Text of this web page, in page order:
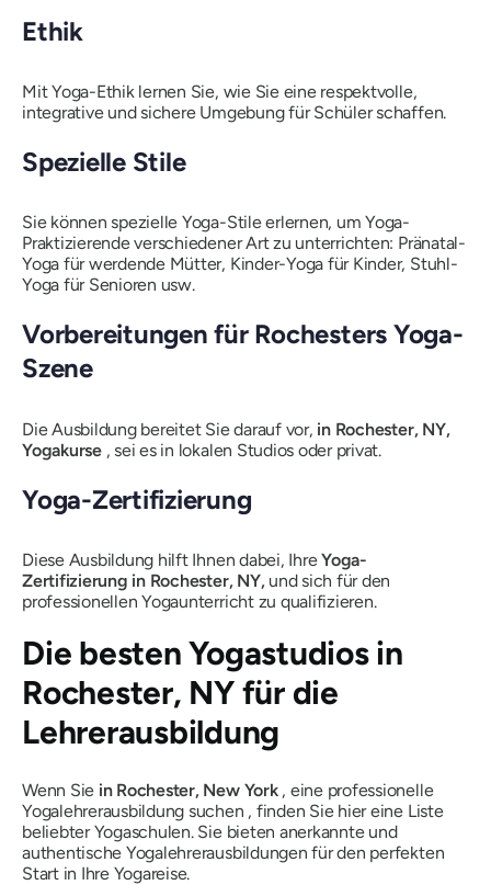
Ethik
Mit Yoga-Ethik lernen Sie, wie Sie eine respektvolle,
integrative und sichere Umgebung für Schüler schaffen.
Spezielle Stile
Sie können spezielle Yoga-Stile erlernen, um Yoga-
Praktizierende verschiedener Art zu unterrichten: Pränatal-
Yoga für werdende Mütter, Kinder-Yoga für Kinder, Stuhl-
Yoga für Senioren usw.
Vorbereitungen für Rochesters Yoga-
Szene
Die Ausbildung bereitet Sie darauf vor, in Rochester, NY,
Yogakurse, sei es in lokalen Studios oder privat.
Yoga-Zertifizierung
Diese Ausbildung hilft Ihnen dabei, IhreYoga-
Zertifizierung in Rochester, NY,und sich für den
professionellen Yogaunterricht zu qualifizieren.
Die besten Yogastudios in
Rochester, NY für die
Lehrerausbildung
Wenn Sie in Rochester, New York, eine professionelle
Yogalehrerausbildung suchen , finden Sie hier eine Liste
beliebter Yogaschulen. Sie bieten anerkannte und
authentische Yogalehrerausbildungen für den perfekten
Start in Ihre Yogareise.